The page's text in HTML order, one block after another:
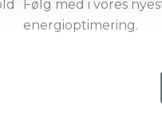
Følg med i vores
energioptimering.